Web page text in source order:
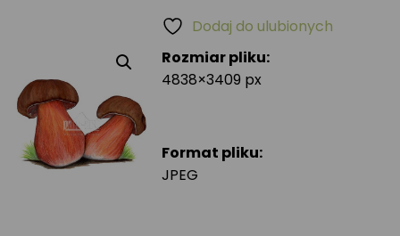
Rozmiar pliku:
4838×3409 px
Format pliku:
JPEG
Dodaj do ulubionych